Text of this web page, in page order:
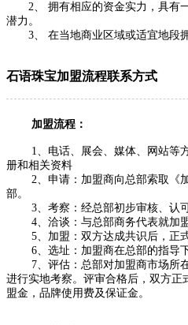
2、 拥有相应的资金实力，具有
潜力。
3、 在当地商业区域或适宜地段拥
石语珠宝加盟流程联系方式
加盟流程：
1、电话、展会、媒体、网站等
册和相关资料
2、申请：加盟商向总部索取《加
部。
3、考察：经总部初步审核、认可
4、洽谈：与总部商务代表就加盟
5、加盟：双方达成共识后，正式
6、选址：加盟商在总部的指导下
7、评估：总部对加盟商市场所在
进行实地考察。评审合格后，双方正
盟金，品牌使用费及保证金。